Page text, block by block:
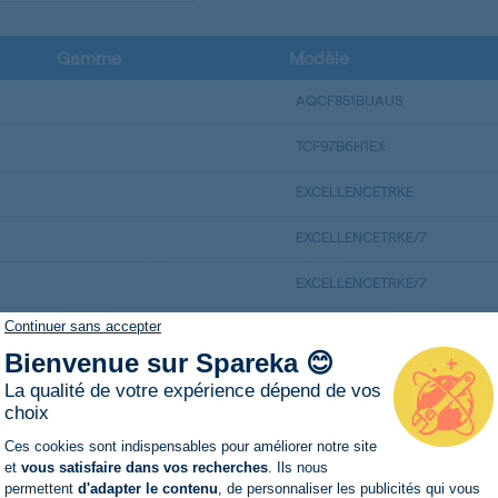
Continuer sans accepter
Bienvenue sur Spareka 😊
La qualité de votre expérience dépend de vos
choix
Plateforme de Gestion du
Ces cookies sont indispensables pour améliorer notre site
et vous satisfaire dans vos recherches. Ils nous
permettent d'adapter le contenu, de personnaliser les publicités qui vous
Gamme Modèle
AQCF851BUAUS
TCF97B6H1EX
EXCELLENCETRKE
EXCELLENCETRKE/7
EXCELLENCETRKE/7
EXTRA9060BDI
EXTRA9060BDI
HDD5000